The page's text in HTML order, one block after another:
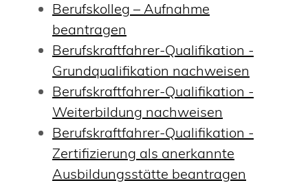
Berufskolleg – Aufnahme
beantragen
Berufskraftfahrer-Qualifikation -
Grundqualifikation nachweisen
Berufskraftfahrer-Qualifikation -
Weiterbildung nachweisen
Berufskraftfahrer-Qualifikation -
Zertifizierung als anerkannte
Ausbildungsstätte beantragen